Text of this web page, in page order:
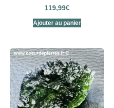
119,99€
Ajouter au panier